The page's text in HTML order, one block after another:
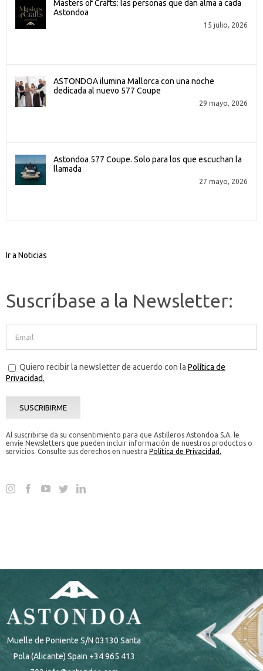
Masters of Crafts: las personas que dan alma a cada
Astondoa
15 julio, 2026
ASTONDOA ilumina Mallorca con una noche
dedicada al nuevo 577 Coupe
29 mayo, 2026
Astondoa 577 Coupe. Solo para los que escuchan la
llamada
27 mayo, 2026
Ir a Noticias
Muelle de Poniente S/N 03130 Santa
Pola (Alicante) Spain +34 965 413